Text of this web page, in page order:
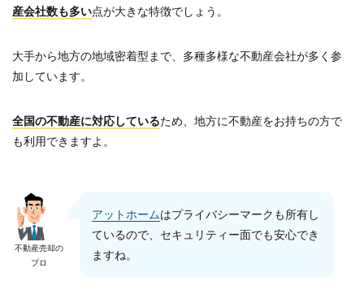
産会社数も多い点が大きな特徴でしょう。
大手から地方の地域密着型まで、多種多様な不動産会社が多く参
加しています。
全国の不動産に対応しているため、地方に不動産をお持ちの方で
も利用できますよ。
不動産売却の
プロ
アットホームはプライバシーマークも所有し
ているので、セキュリティー面でも安心でき
ますね。